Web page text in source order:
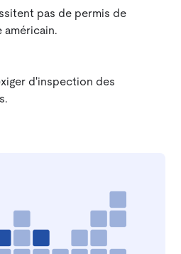
pas de permis de
américain.
d'inspection des